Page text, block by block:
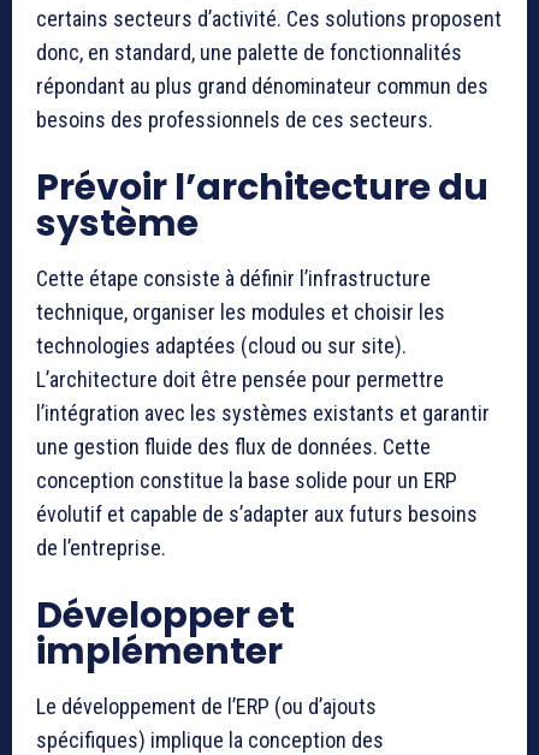
certains secteurs d’activité. Ces solutions proposent
donc, en standard, une palette de fonctionnalités
répondant au plus grand dénominateur commun des
besoins des professionnels de ces secteurs.
Prévoir l’architecture du
système
Cette étape consiste à définir l’infrastructure
technique, organiser les modules et choisir les
technologies adaptées (cloud ou sur site).
L’architecture doit être pensée pour permettre
l’intégration avec les systèmes existants et garantir
une gestion fluide des flux de données. Cette
conception constitue la base solide pour un ERP
évolutif et capable de s’adapter aux futurs besoins
de l’entreprise.
Développer et
implémenter
Le développement de l’ERP (ou d’ajouts
spécifiques) implique la conception des